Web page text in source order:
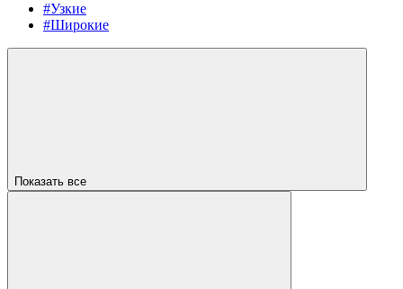
#Узкие
#Широкие
Показать все